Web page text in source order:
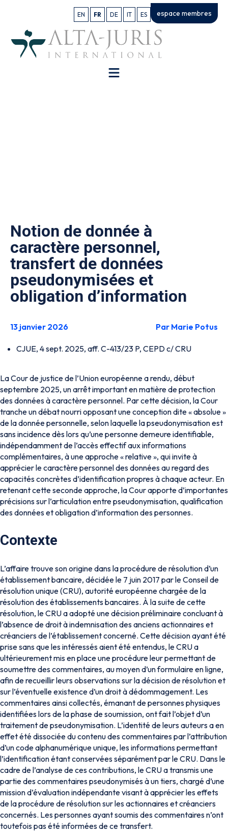
EN FR DE IT ES espace membres
Notion de donnée à
caractère personnel,
transfert de données
pseudonymisées et
obligation d’information
13 janvier 2026 Par Marie Potus
CJUE, 4 sept. 2025, aff. C-413/23 P, CEPD c/ CRU
La Cour de justice de l’Union européenne a rendu, début
septembre 2025, un arrêt important en matière de protection
des données à caractère personnel. Par cette décision, la Cour
tranche un débat nourri opposant une conception dite « absolue »
de la donnée personnelle, selon laquelle la pseudonymisation est
sans incidence dès lors qu’une personne demeure identifiable,
indépendamment de l’accès effectif aux informations
complémentaires, à une approche « relative », qui invite à
apprécier le caractère personnel des données au regard des
capacités concrètes d’identification propres à chaque acteur. En
retenant cette seconde approche, la Cour apporte d’importantes
précisions sur l’articulation entre pseudonymisation, qualification
des données et obligation d’information des personnes.
Contexte
L’affaire trouve son origine dans la procédure de résolution d’un
établissement bancaire, décidée le 7 juin 2017 par le Conseil de
résolution unique (CRU), autorité européenne chargée de la
résolution des établissements bancaires. À la suite de cette
résolution, le CRU a adopté une décision préliminaire concluant à
l’absence de droit à indemnisation des anciens actionnaires et
créanciers de l’établissement concerné. Cette décision ayant été
prise sans que les intéressés aient été entendus, le CRU a
ultérieurement mis en place une procédure leur permettant de
soumettre des commentaires, au moyen d’un formulaire en ligne,
afin de recueillir leurs observations sur la décision de résolution et
sur l’éventuelle existence d’un droit à dédommagement. Les
commentaires ainsi collectés, émanant de personnes physiques
identifiées lors de la phase de soumission, ont fait l’objet d’un
traitement de pseudonymisation. L’identité de leurs auteurs a en
effet été dissociée du contenu des commentaires par l’attribution
d’un code alphanumérique unique, les informations permettant
l’identification étant conservées séparément par le CRU. Dans le
cadre de l’analyse de ces contributions, le CRU a transmis une
partie des commentaires pseudonymisés à un tiers, chargé d’une
mission d’évaluation indépendante visant à apprécier les effets
de la procédure de résolution sur les actionnaires et créanciers
concernés. Les personnes ayant soumis des commentaires n’ont
toutefois pas été informées de ce transfert.